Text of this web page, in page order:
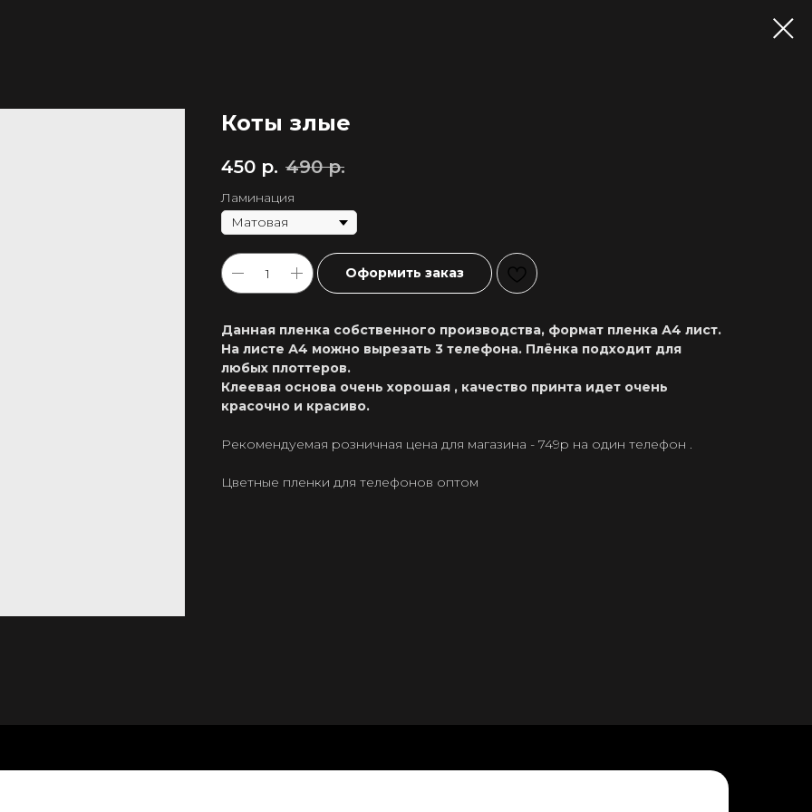
Коты злые
450 р. 490 р.
Ламинация
Оформить заказ
Данная пленка собственного производства, формат пленка А4 лист.
На листе А4 можно вырезать 3 телефона. Плёнка подходит для
любых плоттеров.
Клеевая основа очень хорошая , качество принта идет очень
красочно и красиво.
Рекомендуемая розничная цена для магазина - 749р на один телефон .
Цветные пленки для телефонов оптом